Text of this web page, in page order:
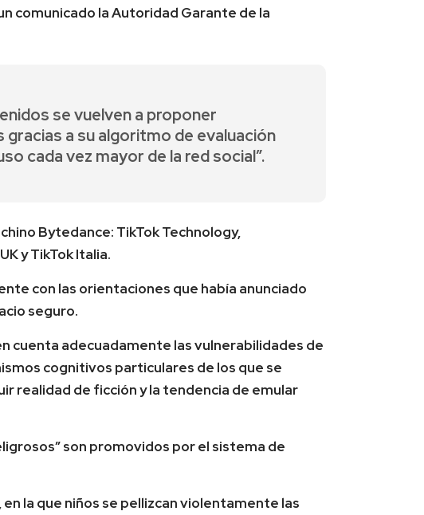
comunicado la Autoridad Garante de la
se vuelven a proponer
a su algoritmo de evaluación
cada vez mayor de la red social”.
Bytedance: TikTok Technology,
y TikTok Italia.
con las orientaciones que había anunciado
seguro.
cuenta adecuadamente las vulnerabilidades de
cognitivos particulares de los que se
realidad de ficción y la tendencia de emular
son promovidos por el sistema de
la que niños se pellizcan violentamente las